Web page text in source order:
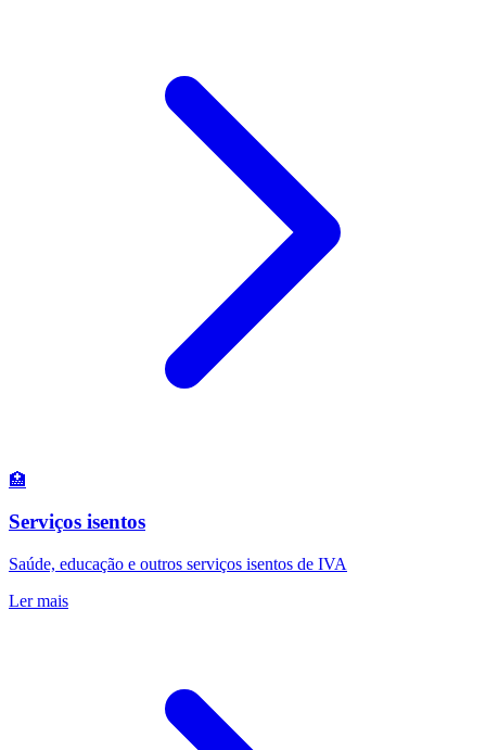
🏥
Serviços isentos
Saúde, educação e outros serviços isentos de IVA
Ler mais